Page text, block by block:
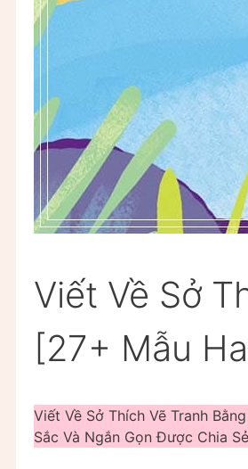
Viết Về Sở
[27+ Mẫu
Viết Về Sở Thích Vẽ Tranh
Sắc Và Ngắn Gọn Được Chia